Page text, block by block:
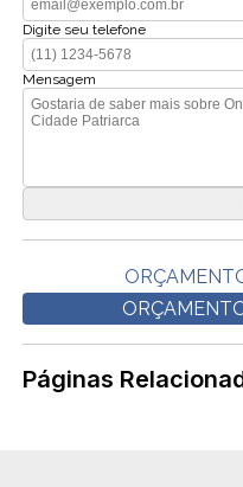
Digite seu telefone
Mensagem
Páginas